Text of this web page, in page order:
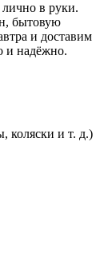
в руки.
бытовую
и доставим
и надёжно.
коляски и т. д.)